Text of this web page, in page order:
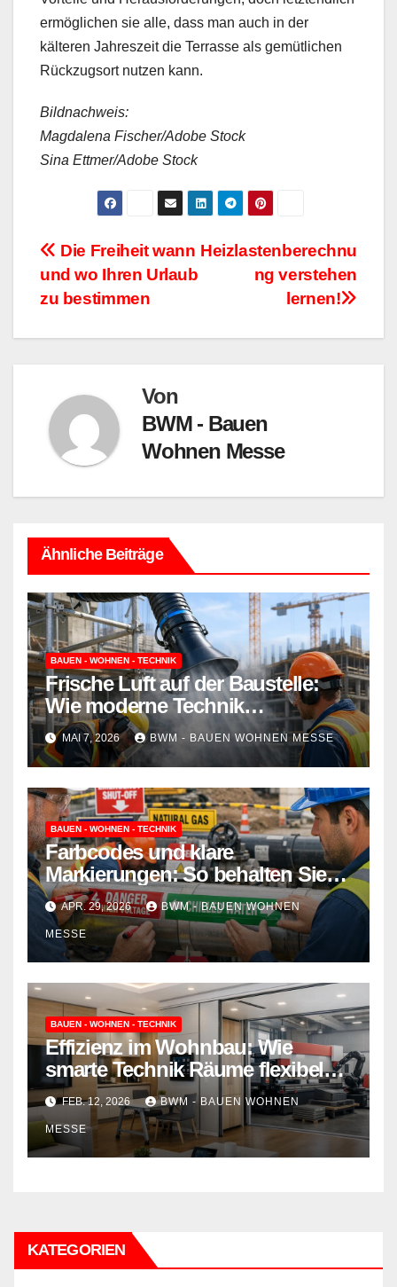
ermöglichen sie alle, dass man auch in der
kälteren Jahreszeit die Terrasse als gemütlichen
Rückzugsort nutzen kann.
Bildnachweis:
Magdalena Fischer/Adobe Stock
Sina Ettmer/Adobe Stock
BeitragsnavigationHeizlastenberechnu
ng verstehen
lernen!
Die Freiheit wann
und wo Ihren Urlaub
zu bestimmen
Von
BWM - Bauen
Wohnen Messe
Ähnliche Beiträge
BAUEN - WOHNEN - TECHNIK
Frische Luft auf der Baustelle:
Wie moderne Technik
Schadstoffe gezielt aus der Luft
filtert
MAI 7, 2026 BWM - BAUEN WOHNEN MESSE
BAUEN - WOHNEN - TECHNIK
Farbcodes und klare
Markierungen: So behalten Sie
auf der Baustelle den Überblick
und vermeiden teure Fehler
APR. 29, 2026 BWM - BAUEN WOHNEN
MESSE
BAUEN - WOHNEN - TECHNIK
Effizienz im Wohnbau: Wie
smarte Technik Räume flexibel
und nachhaltig gestaltet
FEB. 12, 2026 BWM - BAUEN WOHNEN
MESSE
KATEGORIEN